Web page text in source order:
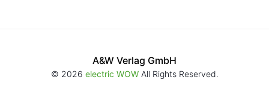
A&W Verlag GmbH
© 2026 electric WOWAll Rights Reserved.